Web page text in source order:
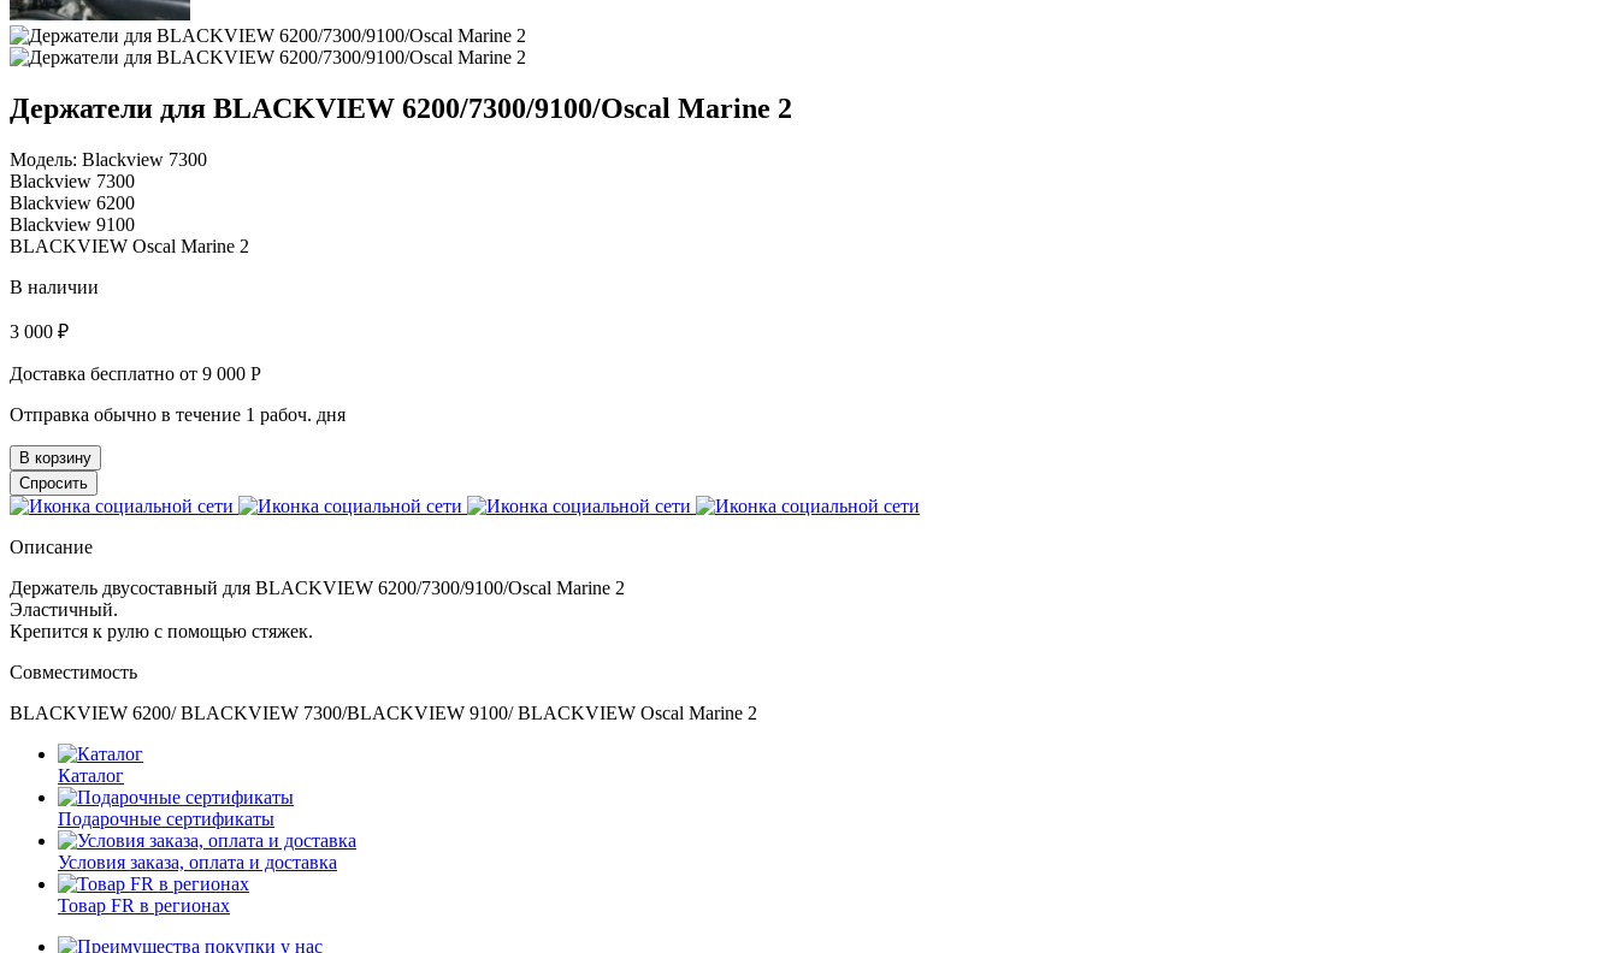
Держатели для BLACKVIEW 6200/7300/9100/Oscal Marine 2
Модель: Blackview 7300
Blackview 7300
Blackview 6200
Blackview 9100
BLACKVIEW Oscal Marine 2
В наличии
3 000 ₽
Доставка бесплатно от 9 000 Р
Отправка обычно в течение 1 рабоч. дня
В корзину
Спросить
Описание
Держатель двусоставный для BLACKVIEW 6200/7300/9100/Oscal Marine 2
Эластичный.
Крепится к рулю с помощью стяжек.
Совместимость
BLACKVIEW 6200/ BLACKVIEW 7300/BLACKVIEW 9100/ BLACKVIEW Oscal Marine 2
Каталог
Подарочные сертификаты
Условия заказа, оплата и доставка
Товар FR в регионах